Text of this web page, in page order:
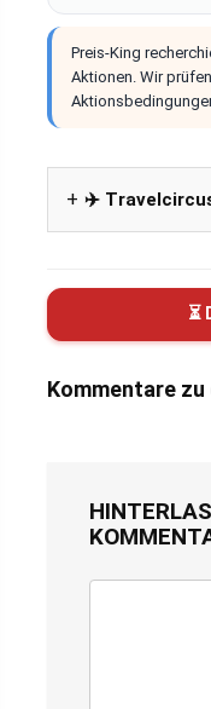
Preis-King
Aktionen. Wir
✈️
⏳
Kommentare zu